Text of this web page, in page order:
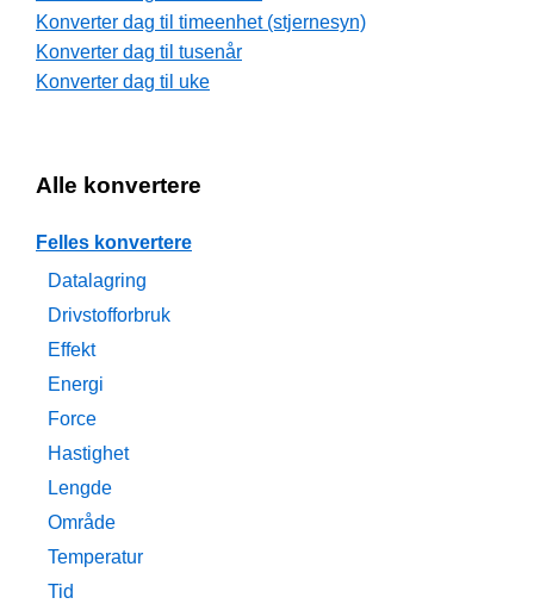
Konverter dag til timeenhet (stjernesyn)
Konverter dag til tusenår
Konverter dag til uke
Alle konvertere
Felles konvertere
Datalagring
Drivstofforbruk
Effekt
Energi
Force
Hastighet
Lengde
Område
Temperatur
Tid